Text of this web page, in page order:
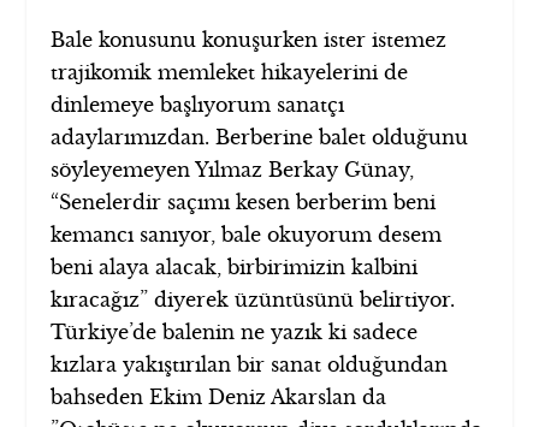
Bale konusunu konuşurken ister istemez
trajikomik memleket hikayelerini de
dinlemeye başlıyorum sanatçı
adaylarımızdan. Berberine balet olduğunu
söyleyemeyen Yılmaz Berkay Günay,
“Senelerdir saçımı kesen berberim beni
kemancı sanıyor, bale okuyorum desem
beni alaya alacak, birbirimizin kalbini
kıracağız” diyerek üzüntüsünü belirtiyor.
Türkiye’de balenin ne yazık ki sadece
kızlara yakıştırılan bir sanat olduğundan
bahseden Ekim Deniz Akarslan da